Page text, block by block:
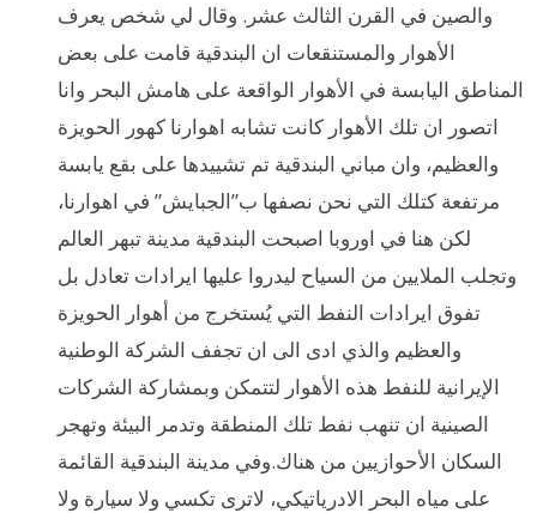
والصين في القرن الثالث عشر. وقال لي شخص يعرف
الأهوار والمستنقعات ان البندقية قامت على بعض
المناطق اليابسة في الأهوار الواقعة على هامش البحر وانا
اتصور ان تلك الأهوار كانت تشابه اهوارنا كهور الحويزة
والعظيم، وان مباني البندقية تم تشييدها على بقع يابسة
مرتفعة كتلك التي نحن نصفها ب”الجبايش” في اهوارنا،
لكن هنا في اوروبا اصبحت البندقية مدينة تبهر العالم
وتجلب الملايين من السياح ليدروا عليها ايرادات تعادل بل
تفوق ايرادات النفط التي يُستخرج من أهوار الحويزة
والعظيم والذي ادى الى ان تجفف الشركة الوطنية
الإيرانية للنفط هذه الأهوار لتتمكن وبمشاركة الشركات
الصينية ان تنهب نفط تلك المنطقة وتدمر البيئة وتهجر
السكان الأحوازيين من هناك.وفي مدينة البندقية القائمة
على مياه البحر الادرياتيكي، لاترى تكسي ولا سيارة ولا